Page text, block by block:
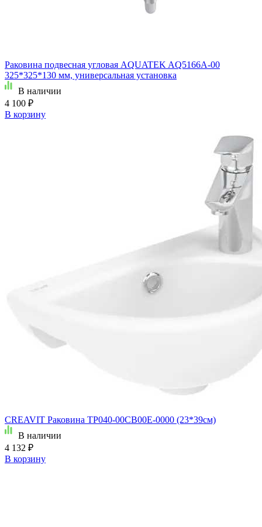
Раковина подвесная угловая AQUATEK AQ5166A-00
325*325*130 мм, универсальная установка
В наличии
4 100 ₽
В корзину
CREAVIT Раковина TP040-00CB00E-0000 (23*39см)
В наличии
4 132 ₽
В корзину